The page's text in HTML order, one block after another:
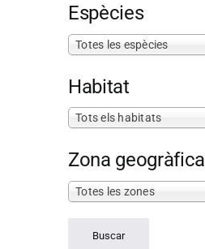
Espècies
Totes les espècies
Habitat
Tots els habitats
Zona geogràfica
Totes les zones